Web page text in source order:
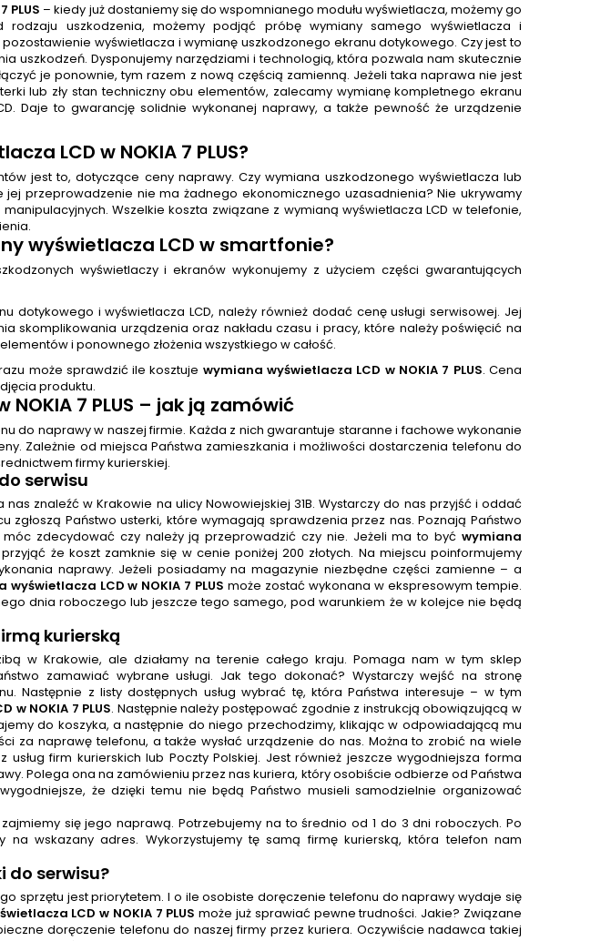
PLUS – kiedy już dostaniemy się do wspomnianego modułu wyświetlacza, możemy go
rodzaju uszkodzenia, możemy podjąć próbę wymiany samego wyświetlacza i
wyświetlacza i wymianę uszkodzonego ekranu dotykowego. Czy jest to
uszkodzeń. Dysponujemy narzędziami i technologią, która pozwala nam skutecznie
je ponownie, tym razem z nową częścią zamienną. Jeżeli taka naprawa nie jest
lub zły stan techniczny obu elementów, zalecamy wymianę kompletnego ekranu
Daje to gwarancję solidnie wykonanej naprawy, a także pewność że urządzenie
LCD w NOKIA 7 PLUS?
jest to, dotyczące ceny naprawy. Czy wymiana uszkodzonego wyświetlacza lub
przeprowadzenie nie ma żadnego ekonomicznego uzasadnienia? Nie ukrywamy
Wszelkie koszta związane z wymianą wyświetlacza LCD w telefonie,
wyświetlacza LCD w smartfonie?
wyświetlaczy i ekranów wykonujemy z użyciem części gwarantujących
dotykowego i wyświetlacza LCD, należy również dodać cenę usługi serwisowej. Jej
skomplikowania urządzenia oraz nakładu czasu i pracy, które należy poświęcić na
i ponownego złożenia wszystkiego w całość.
może sprawdzić ile kosztuje wymiana wyświetlacza LCD w NOKIA 7 PLUS. Cena
produktu.
7 PLUS – jak ją zamówić
do naprawy w naszej firmie. Każda z nich gwarantuje staranne i fachowe wykonanie
Zależnie od miejsca Państwa zamieszkania i możliwości dostarczenia telefonu do
firmy kurierskiej.
serwisu
znaleźć w Krakowie na ulicy Nowowiejskiej 31B. Wystarczy do nas przyjść i oddać
zgłoszą Państwo usterki, które wymagają sprawdzenia przez nas. Poznają Państwo
zdecydować czy należy ją przeprowadzić czy nie. Jeżeli ma to być wymiana
że koszt zamknie się w cenie poniżej 200 złotych. Na miejscu poinformujemy
naprawy. Jeżeli posiadamy na magazynie niezbędne części zamienne – a
wyświetlacza LCD w NOKIA 7 PLUS może zostać wykonana w ekspresowym tempie.
dnia roboczego lub jeszcze tego samego, pod warunkiem że w kolejce nie będą
kurierską
w Krakowie, ale działamy na terenie całego kraju. Pomaga nam w tym sklep
zamawiać wybrane usługi. Jak tego dokonać? Wystarczy wejść na stronę
Następnie z listy dostępnych usług wybrać tę, która Państwa interesuje – w tym
NOKIA 7 PLUS. Następnie należy postępować zgodnie z instrukcją obowiązującą w
do koszyka, a następnie do niego przechodzimy, klikając w odpowiadającą mu
za naprawę telefonu, a także wysłać urządzenie do nas. Można to zrobić na wiele
firm kurierskich lub Poczty Polskiej. Jest również jeszcze wygodniejsza forma
Polega ona na zamówieniu przez nas kuriera, który osobiście odbierze od Państwa
że dzięki temu nie będą Państwo musieli samodzielnie organizować
się jego naprawą. Potrzebujemy na to średnio od 1 do 3 dni roboczych. Po
na wskazany adres. Wykorzystujemy tę samą firmę kurierską, która telefon nam
do serwisu?
sprzętu jest priorytetem. I o ile osobiste doręczenie telefonu do naprawy wydaje się
LCD w NOKIA 7 PLUS może już sprawiać pewne trudności. Jakie? Związane
doręczenie telefonu do naszej firmy przez kuriera. Oczywiście nadawca takiej